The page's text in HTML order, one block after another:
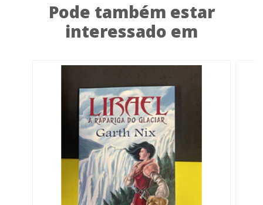
Pode também estar
interessado em